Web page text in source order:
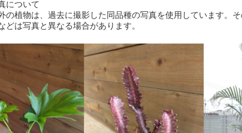
について
の植物は、過去に撮影した同品種の写真を使用しています。
どは写真と異なる場合があります。